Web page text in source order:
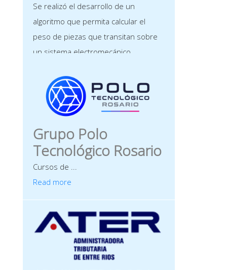
Se realizó el desarrollo de un
algoritmo que permita calcular el
peso de piezas que transitan sobre
un sistema electromecánico
objetivo ...
Read more
Grupo Polo
Tecnológico Rosario
Cursos de ...
Read more